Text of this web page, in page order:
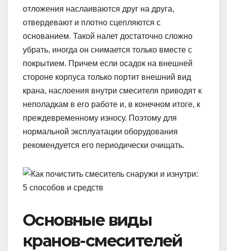
отложения наслаиваются друг на друга,
отвердевают и плотно сцепляются с
основанием. Такой налет достаточно сложно
убрать, иногда он снимается только вместе с
покрытием. Причем если осадок на внешней
стороне корпуса только портит внешний вид
крана, наслоения внутри смесителя приводят к
неполадкам в его работе и, в конечном итоге, к
преждевременному износу. Поэтому для
нормальной эксплуатации оборудования
рекомендуется его периодически очищать.
Основные виды
кранов-смесителей